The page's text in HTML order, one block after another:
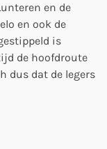
en de
en ook de
is
de hoofdroute
dus dat de legers